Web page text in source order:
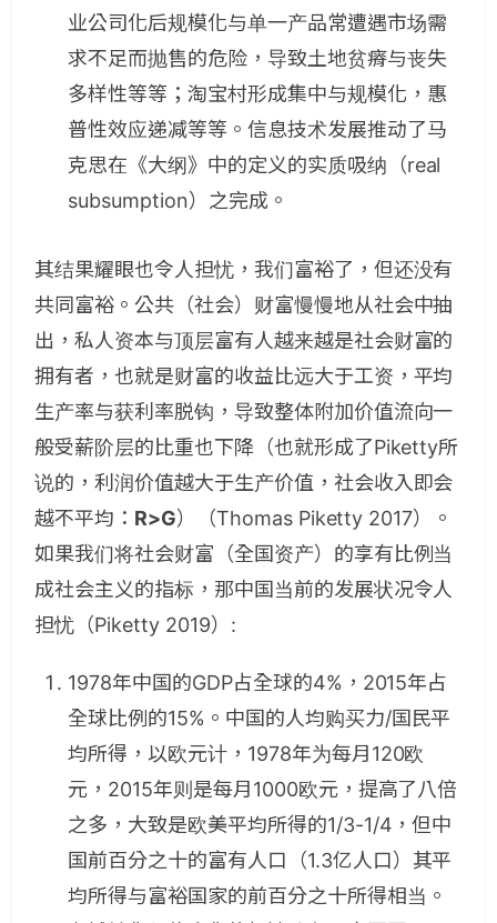
业公司化后规模化与单一产品常遭遇市场需
求不足而抛售的危险，导致土地贫瘠与丧失
多样性等等；淘宝村形成集中与规模化，惠
普性效应递减等等。信息技术发展推动了马
克思在《大纲》中的定义的实质吸纳（real
subsumption）之完成。
其结果耀眼也令人担忧，我们富裕了，但还没有
共同富裕。公共（社会）财富慢慢地从社会中抽
出，私人资本与顶层富有人越来越是社会财富的
拥有者，也就是财富的收益比远大于工资，平均
生产率与获利率脱钩，导致整体附加价值流向一
般受薪阶层的比重也下降（也就形成了Piketty所
说的，利润价值越大于生产价值，社会收入即会
越不平均： R>G）（Thomas Piketty 2017）。
如果我们将社会财富（全国资产）的享有比例当
成社会主义的指标，那中国当前的发展状况令人
担忧（Piketty 2019）:
1978年中国的GDP占全球的4%，2015年占
全球比例的15%。中国的人均购买力/国民平
均所得，以欧元计，1978年为每月120欧
元，2015年则是每月1000欧元，提高了八倍
之多，大致是欧美平均所得的1/3-1/4，但中
国前百分之十的富有人口（1.3亿人口）其平
均所得与富裕国家的前百分之十所得相当。